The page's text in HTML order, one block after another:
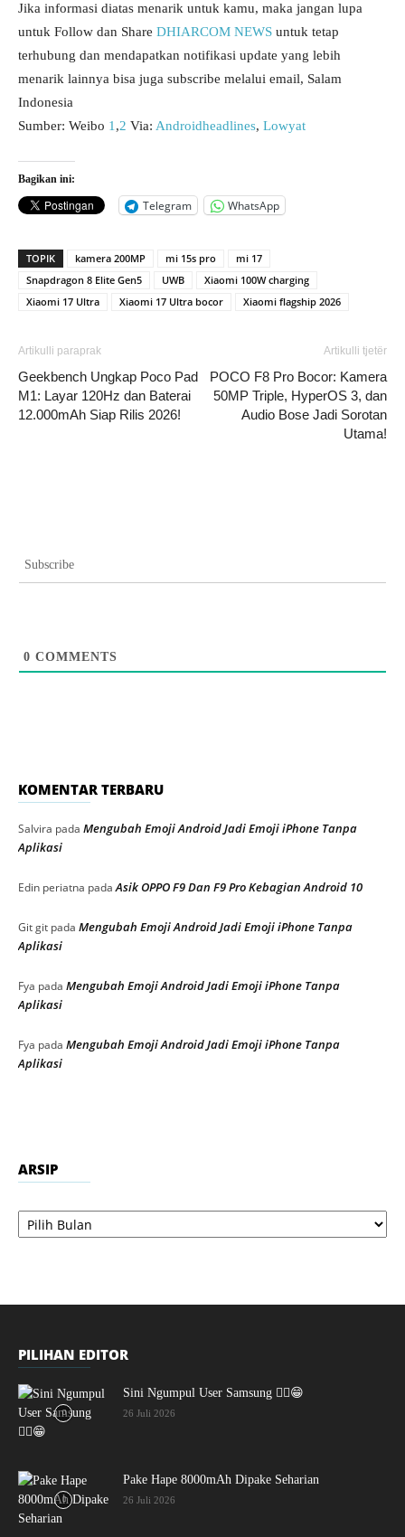
Jika informasi diatas menarik untuk kamu, maka jangan lupa
untuk Follow dan Share DHIARCOM NEWS untuk tetap
terhubung dan mendapatkan notifikasi update yang lebih
menarik lainnya bisa juga subscribe melalui email, Salam
Indonesia
Sumber: Weibo 1 ,2 Via: Androidheadlines, Lowyat
Bagikan ini:
Telegram WhatsApp
TOPIK kamera 200MP mi 15s pro
mi 17
Snapdragon 8 Elite Gen5
UWB
Xiaomi 100W charging
Xiaomi 17 Ultra
Xiaomi 17 Ultra bocor Xiaomi flagship 2026
Artikulli paraprak
Geekbench Ungkap Poco Pad
M1: Layar 120Hz dan Baterai
12.000mAh Siap Rilis 2026!
Artikulli tjetër
POCO F8 Pro Bocor: Kamera
50MP Triple, HyperOS 3, dan
Audio Bose Jadi Sorotan
Utama!
Subscribe
0 COMMENTS
KOMENTAR TERBARU
Salvira pada Mengubah Emoji Android Jadi Emoji iPhone Tanpa
Aplikasi
Edin periatna padaAsik OPPO F9 Dan F9 Pro Kebagian Android 10
Git git pada Mengubah Emoji Android Jadi Emoji iPhone Tanpa
Aplikasi
Fya pada Mengubah Emoji Android Jadi Emoji iPhone Tanpa
Aplikasi
Fya pada Mengubah Emoji Android Jadi Emoji iPhone Tanpa
Aplikasi
ARSIP
Arsip
PILIHAN EDITOR
Sini Ngumpul User Samsung ☝🏻😁
26 Juli 2026
Pake Hape 8000mAh Dipake Seharian
26 Juli 2026